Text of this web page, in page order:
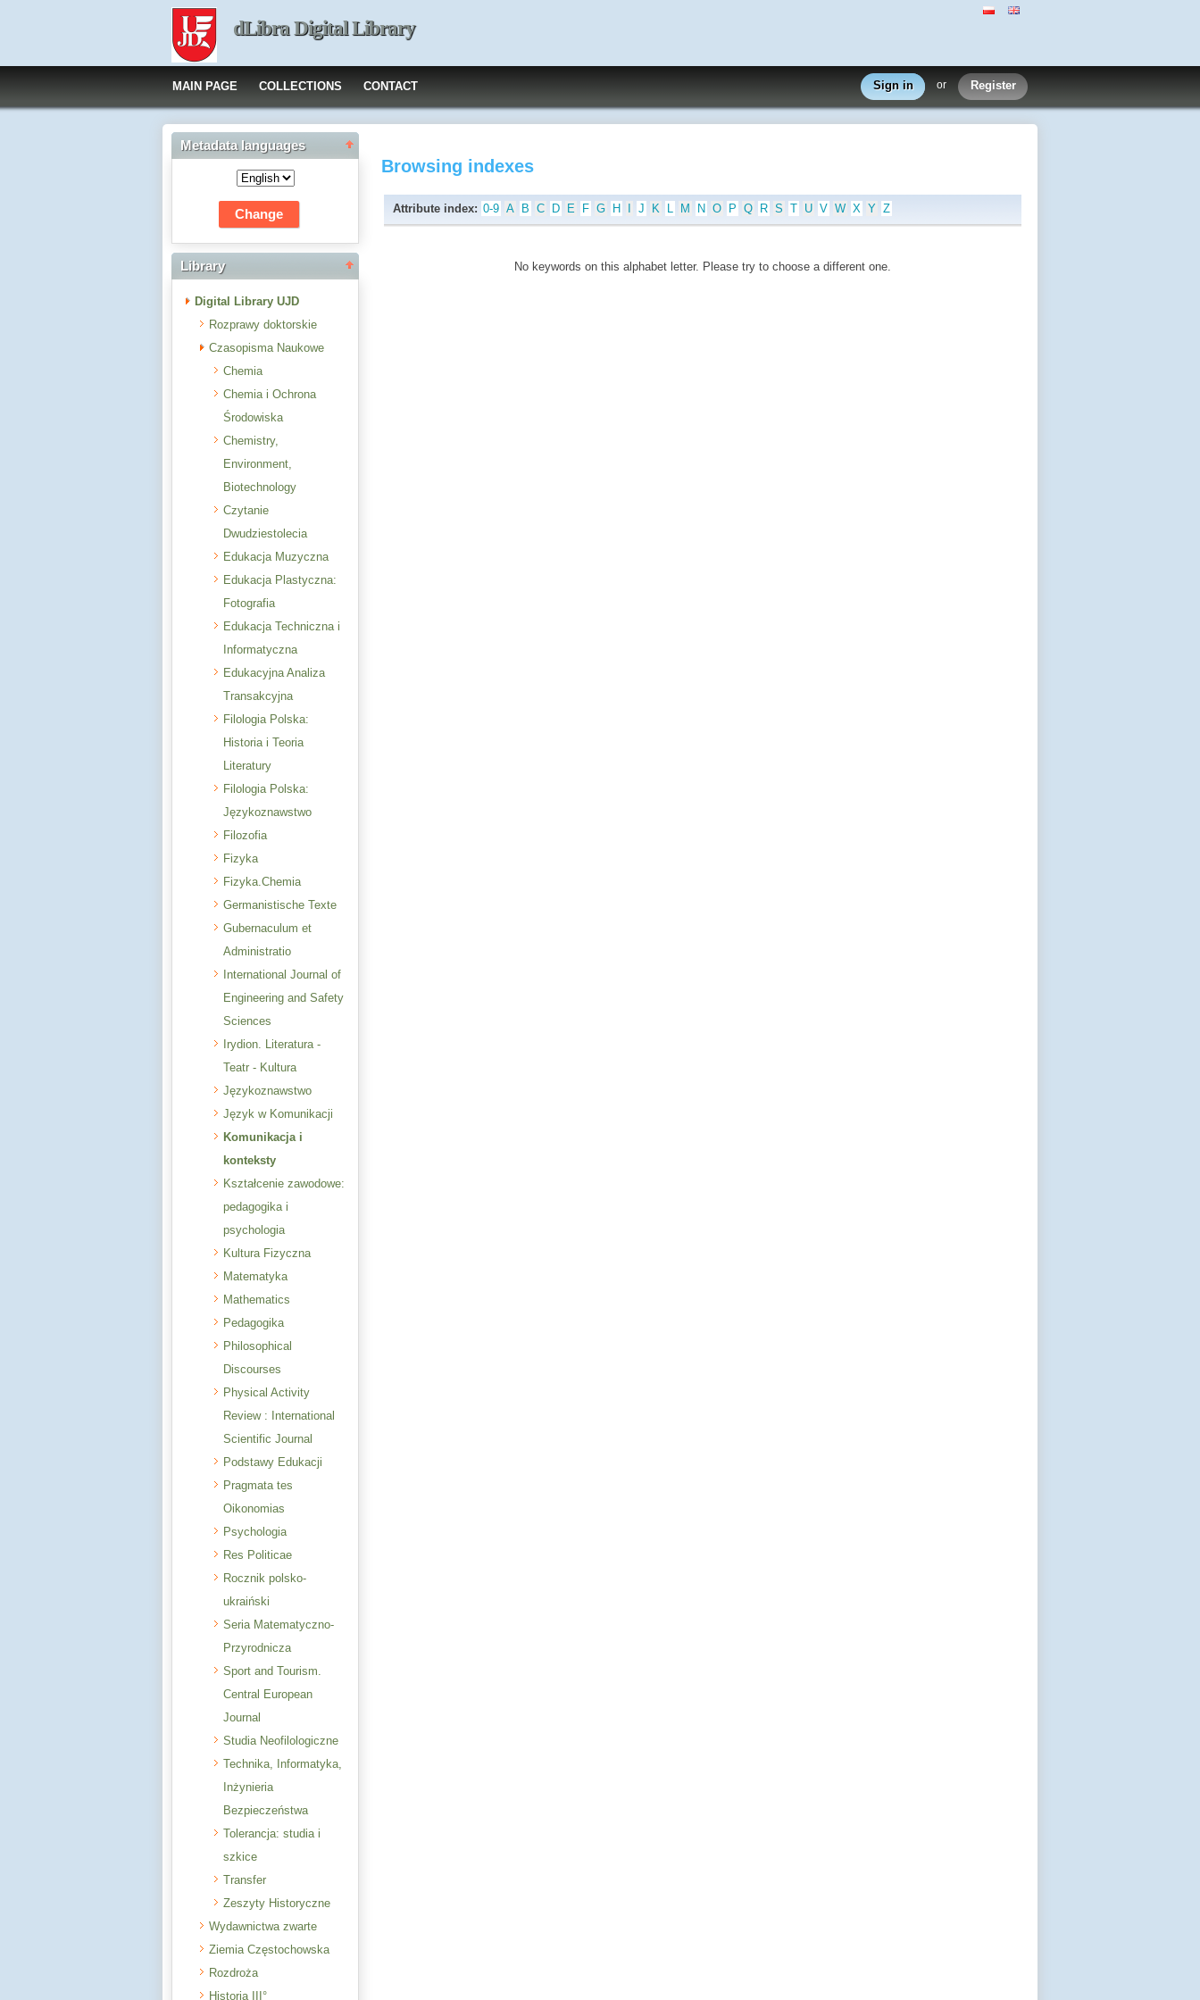
dLibra Digital Library
MAIN PAGE COLLECTIONS CONTACT Sign in or Register
Metadata languages
Library
Digital Library UJD
Rozprawy doktorskie
Czasopisma Naukowe
Chemia
Chemia i Ochrona
Środowiska
Chemistry,
Environment,
Biotechnology
Czytanie
Dwudziestolecia
Edukacja Muzyczna
Edukacja Plastyczna:
Fotografia
Edukacja Techniczna i
Informatyczna
Edukacyjna Analiza
Transakcyjna
Filologia Polska:
Historia i Teoria
Literatury
Filologia Polska:
Językoznawstwo
Filozofia
Fizyka
Fizyka.Chemia
Germanistische Texte
Gubernaculum et
Administratio
International Journal of
Engineering and Safety
Sciences
Irydion. Literatura -
Teatr - Kultura
Językoznawstwo
Język w Komunikacji
Komunikacja i
konteksty
Kształcenie zawodowe:
pedagogika i
psychologia
Kultura Fizyczna
Matematyka
Mathematics
Pedagogika
Philosophical
Discourses
Physical Activity
Review : International
Scientific Journal
Podstawy Edukacji
Pragmata tes
Oikonomias
Psychologia
Res Politicae
Rocznik polsko-
ukraiński
Seria Matematyczno-
Przyrodnicza
Sport and Tourism.
Central European
Journal
Studia Neofilologiczne
Technika, Informatyka,
Inżynieria
Bezpieczeństwa
Tolerancja: studia i
szkice
Transfer
Zeszyty Historyczne
Wydawnictwa zwarte
Ziemia Częstochowska
Rozdroża
Historia III°
Browsing indexes
Attribute index: 0-9 A B C D E F G H J K L M N O P Q R S T U V W X Y Z
No keywords on this alphabet letter. Please try to choose a different one.